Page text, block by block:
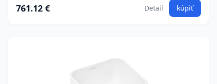
761.12 € Detail kúpiť